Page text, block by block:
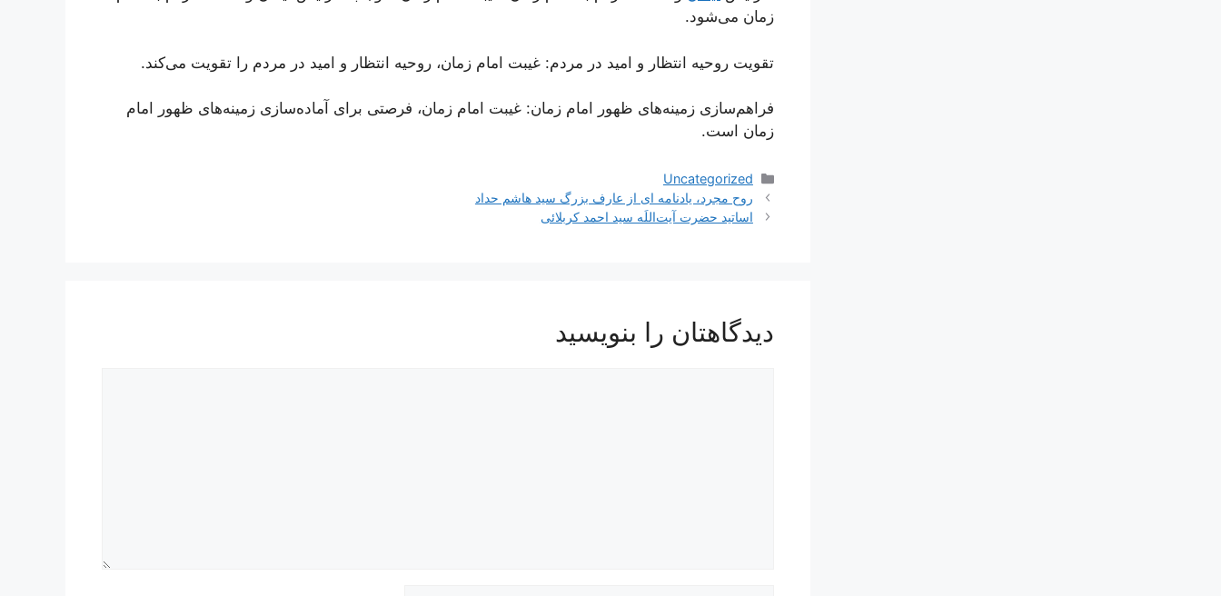
زمان می‌شود.
تقویت روحیه انتظار و امید در مردم: غیبت امام زمان، روحیه انتظار و امید در مردم را تقویت می‌کند.
فراهم‌سازی زمینه‌های ظهور امام زمان: غیبت امام زمان، فرصتی برای آماده‌سازی زمینه‌های ظهور امام
زمان است.
دسته‌ها
Uncategorized
ناوبری
نوشته‌ها
روح مجرد، یادنامه ای از عارف بزرگ سید هاشم حداد
اساتید حضرت آیت‌اللَه سید احمد کربلائی
دیدگاهتان را بنویسید